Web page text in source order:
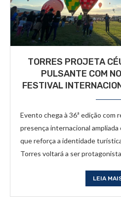
TORRES PROJETA
PULSANTE COM
FESTIVAL
Evento chega à 36ª edição com
presença internacional ampliada
que reforça a identidade
Torres voltará a ser
LEIA